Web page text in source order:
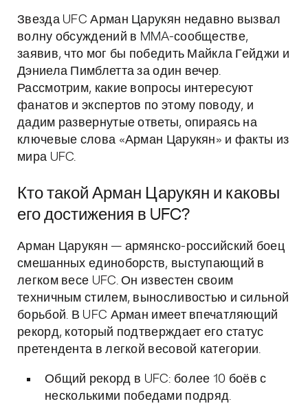
Звезда UFC Арман Царукян недавно вызвал
волну обсуждений в MMA-сообществе,
заявив, что мог бы победить Майкла Гейджи и
Дэниела Пимблетта за один вечер.
Рассмотрим, какие вопросы интересуют
фанатов и экспертов по этому поводу, и
дадим развернутые ответы, опираясь на
ключевые слова «Арман Царукян» и факты из
мира UFC.
Кто такой Арман Царукян и каковы
его достижения в UFC?
Арман Царукян — армянско-российский боец
смешанных единоборств, выступающий в
легком весе UFC. Он известен своим
техничным стилем, выносливостью и сильной
борьбой. В UFC Арман имеет впечатляющий
рекорд, который подтверждает его статус
претендента в легкой весовой категории.
Общий рекорд в UFC: более 10 боёв с
несколькими победами подряд.